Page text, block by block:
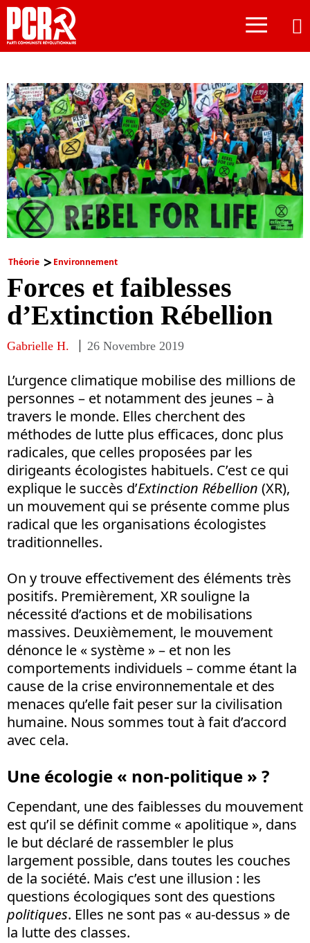
≡
Théorie Environnement
Forces et faiblesses
d’Extinction Rébellion
Gabrielle H. 26 Novembre 2019
L’urgence climatique mobilise des millions de
personnes – et notamment des jeunes – à
travers le monde. Elles cherchent des
méthodes de lutte plus efficaces, donc plus
radicales, que celles proposées par les
dirigeants écologistes habituels. C’est ce qui
explique le succès d’Extinction Rébellion (XR),
un mouvement qui se présente comme plus
radical que les organisations écologistes
traditionnelles.
On y trouve effectivement des éléments très
positifs. Premièrement, XR souligne la
nécessité d’actions et de mobilisations
massives. Deuxièmement, le mouvement
dénonce le « système » – et non les
comportements individuels – comme étant la
cause de la crise environnementale et des
menaces qu’elle fait peser sur la civilisation
humaine. Nous sommes tout à fait d’accord
avec cela.
Une écologie « non-politique » ?
Cependant, une des faiblesses du mouvement
est qu’il se définit comme « apolitique », dans
le but déclaré de rassembler le plus
largement possible, dans toutes les couches
de la société. Mais c’est une illusion : les
questions écologiques sont des questions
politiques. Elles ne sont pas « au-dessus » de
la lutte des classes.